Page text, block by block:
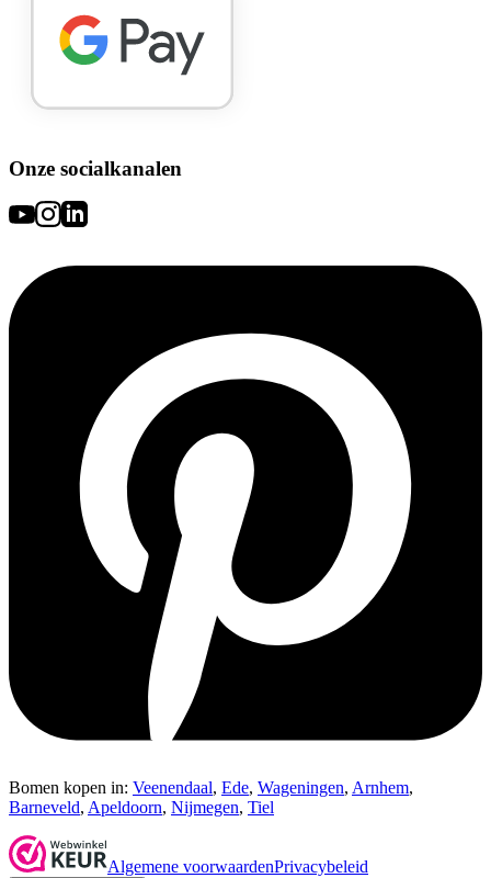
Onze socialkanalen
Bomen kopen in: Veenendaal, Ede, Wageningen, Arnhem,
Barneveld, Apeldoorn, Nijmegen, Tiel
Algemene voorwaardenPrivacybeleid